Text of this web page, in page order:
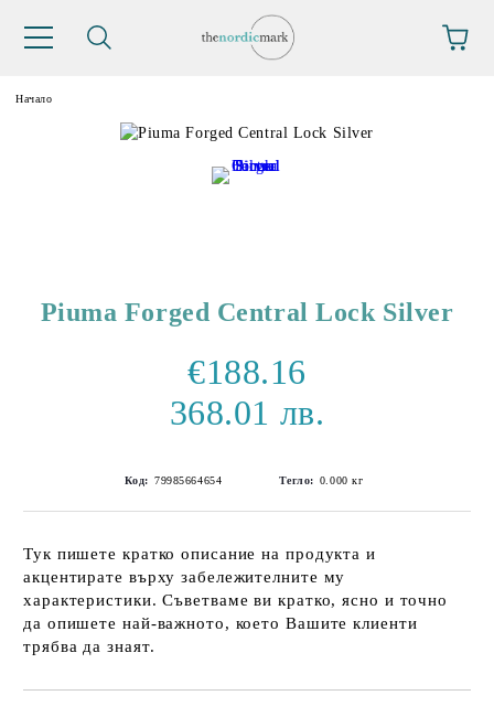
Начало
Piuma Forged Central Lock Silver
€188.16
368.01 лв.
Код: 79985664654 Тегло: 0.000 кг
Тук пишете кратко описание на продукта и
акцентирате върху забележителните му
характеристики. Съветваме ви кратко, ясно и точно
да опишете най-важното, което Вашите клиенти
трябва да знаят.